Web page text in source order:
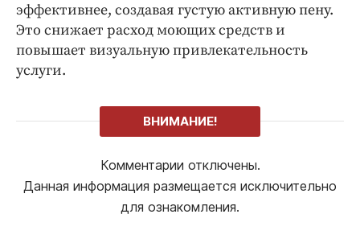
эффективнее, создавая густую активную пену.
Это снижает расход моющих средств и
повышает визуальную привлекательность
услуги.
ВНИМАНИЕ!
Комментарии отключены.
Данная информация размещается исключительно
для ознакомления.